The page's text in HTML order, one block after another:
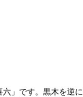
」です。黒木を